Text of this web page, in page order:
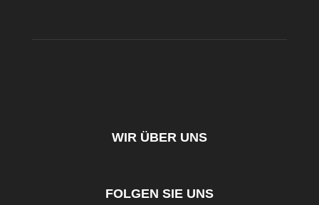
WIR ÜBER UNS
FOLGEN SIE UNS